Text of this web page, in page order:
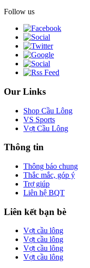
Follow us
Our Links
Shop Cầu Lông
VS Sports
Vợt Cầu Lông
Thông tin
Thông báo chung
Thắc mắc, góp ý
Trợ giúp
Liên hệ BQT
Liên kết bạn bè
Vợt cầu lông
Vợt cầu lông
Vợt cầu lông
Vợt cầu lông